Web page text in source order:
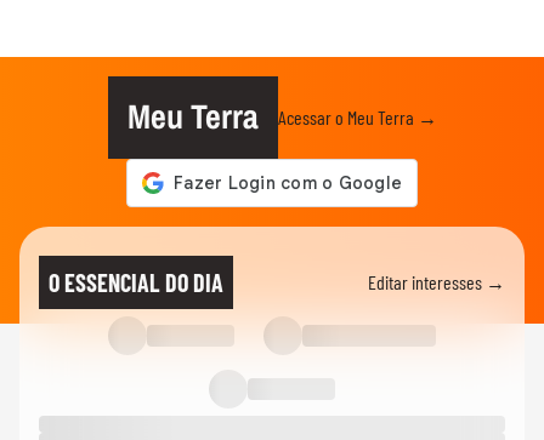
Meu Terra Acessar o Meu Terra →
O ESSENCIAL DO DIA Editar interesses →